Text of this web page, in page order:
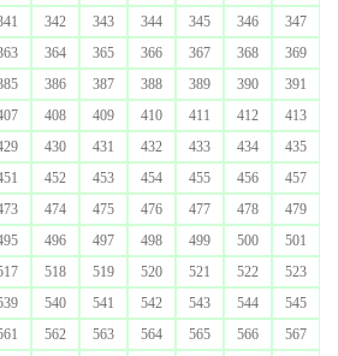
342 343 344 345 346
347
364 365 366 367 368
369
386 387 388 389 390
391
408 409 410 411 412
413
430 431 432 433 434
435
452 453 454 455 456
457
474 475 476 477 478
479
496 497 498 499 500
501
518 519 520 521 522
523
540 541 542 543 544
545
562 563 564 565 566 567